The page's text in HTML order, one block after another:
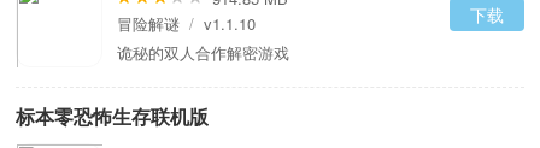
冒险解谜 / v1.1.10
诡秘的双人合作解密游戏
下载
标本零恐怖生存联机版